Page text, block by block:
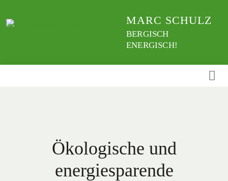
zum
MARC SCHULZ
BERGISCH
ENERGISCH!
Ökologische und
energiesparende